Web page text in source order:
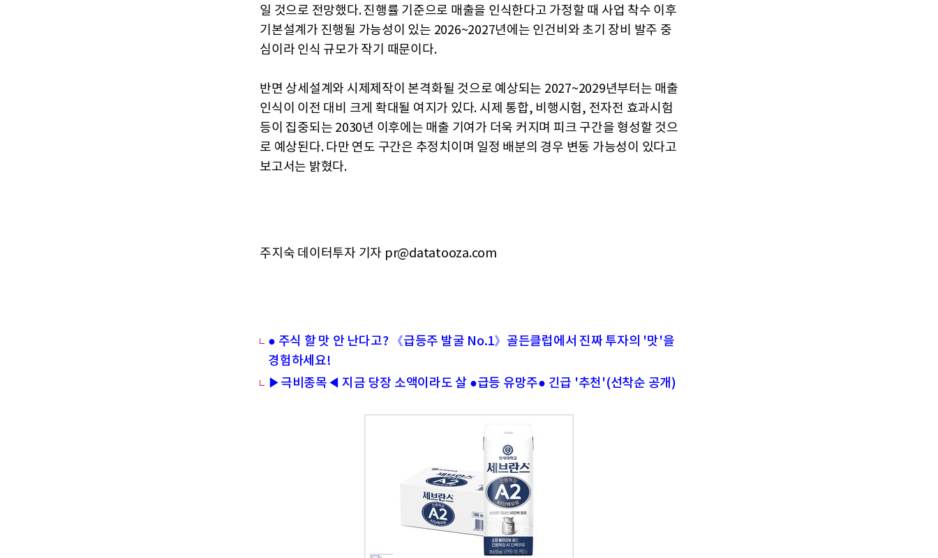
일 것으로 전망했다. 진행률 기준으로 매출을 인식한다고 가정할 때 사업 착수 이후
기본설계가 진행될 가능성이 있는 2026~2027년에는 인건비와 초기 장비 발주 중
심이라 인식 규모가 작기 때문이다.
반면 상세설계와 시제제작이 본격화될 것으로 예상되는 2027~2029년부터는 매출
인식이 이전 대비 크게 확대될 여지가 있다. 시제 통합, 비행시험, 전자전 효과시험
등이 집중되는 2030년 이후에는 매출 기여가 더욱 커지며 피크 구간을 형성할 것으
로 예상된다. 다만 연도 구간은 추정치이며 일정 배분의 경우 변동 가능성이 있다고
보고서는 밝혔다.
주지숙 데이터투자 기자 pr@datatooza.com
● 주식 할 맛 안 난다고? 《급등주 발굴 No.1》골든클럽에서 진짜 투자의 '맛'을
경험하세요!
▶극비종목◀ 지금 당장 소액이라도 살 ●급등 유망주● 긴급 '추천'(선착순 공개)